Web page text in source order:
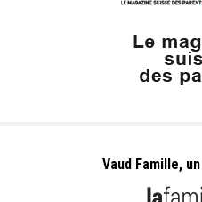
Vaud Famille,